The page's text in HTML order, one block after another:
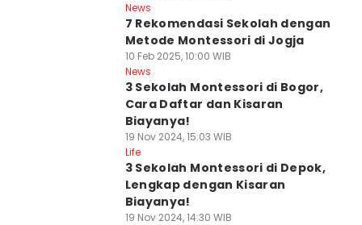
News
7 Rekomendasi Sekolah dengan
Metode Montessori di Jogja
10 Feb 2025, 10:00 WIB
News
3 Sekolah Montessori di Bogor,
Cara Daftar dan Kisaran
Biayanya!
19 Nov 2024, 15:03 WIB
Life
3 Sekolah Montessori di Depok,
Lengkap dengan Kisaran
Biayanya!
19 Nov 2024, 14:30 WIB